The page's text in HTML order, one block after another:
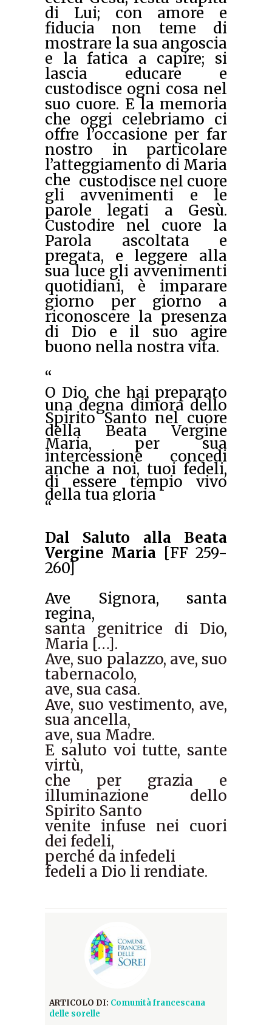
di Lui; con amore e
fiducia non teme di
mostrare la sua angoscia
e la fatica a capire; si
lascia educare e
custodisce ogni cosa nel
suo cuore. E la memoria
che oggi celebriamo ci
offre l’occasione per far
nostro in particolare
l’atteggiamento di Maria
che custodisce nel cuore
gli avvenimenti e le
parole legati a Gesù.
Custodire nel cuore la
Parola ascoltata e
pregata, e leggere alla
sua luce gli avvenimenti
quotidiani, è imparare
giorno per giorno a
riconoscere la presenza
di Dio e il suo agire
buono nella nostra vita.
“
O Dio, che hai preparato
una degna dimora dello
Spirito Santo nel cuore
della Beata Vergine
Maria, per sua
intercessione concedi
anche a noi, tuoi fedeli,
di essere tempio vivo
della tua gloria
“
Dal Saluto alla Beata
Vergine Maria [FF 259-
260]
Ave Signora, santa
regina,
santa genitrice di Dio,
Maria […].
Ave, suo palazzo, ave, suo
tabernacolo,
ave, sua casa.
Ave, suo vestimento, ave,
sua ancella,
ave, sua Madre.
E saluto voi tutte, sante
virtù,
che per grazia e
illuminazione dello
Spirito Santo
venite infuse nei cuori
dei fedeli,
perché da infedeli
fedeli a Dio li rendiate.
ARTICOLO DI: Comunità francescana
delle sorelle